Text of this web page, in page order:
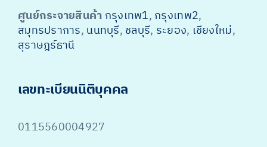
ศูนย์กระจายสินค้า กรุงเทพ1, กรุงเทพ2,
สมุทรปราการ, นนทบุรี, ชลบุรี, ระยอง, เชียงใหม่,
สุราษฎร์ธานี
เลขทะเบียนนิติบุคคล
0115560004927